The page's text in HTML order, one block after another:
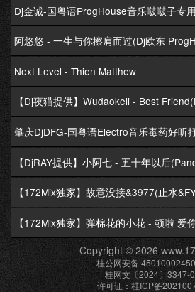
Next Level - Thien Matthew
【Dj夜猫提供】Wudaokeli - Best
肇庆DjDFG-国粤语Electro音乐毒药好听
Copyright © 2026
桂公网安备
桂网文〔2024〕3347-
许可证：桂ICP备